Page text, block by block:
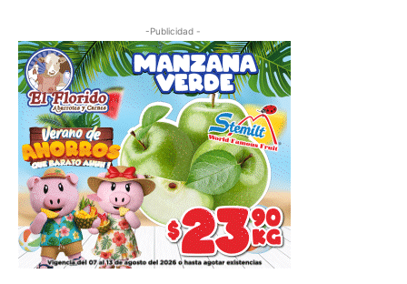
-Publicidad -